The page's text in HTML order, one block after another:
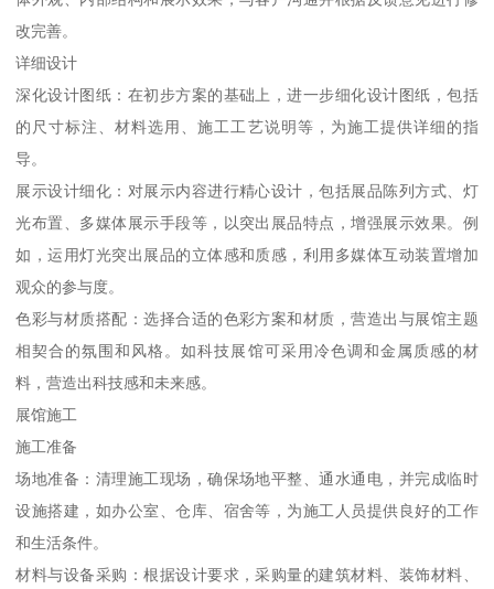
改完善。
详细设计
深化设计图纸：在初步方案的基础上，进一步细化设计图纸，包括
的尺寸标注、材料选用、施工工艺说明等，为施工提供详细的指
导。
展示设计细化：对展示内容进行精心设计，包括展品陈列方式、灯
光布置、多媒体展示手段等，以突出展品特点，增强展示效果。例
如，运用灯光突出展品的立体感和质感，利用多媒体互动装置增加
观众的参与度。
色彩与材质搭配：选择合适的色彩方案和材质，营造出与展馆主题
相契合的氛围和风格。如科技展馆可采用冷色调和金属质感的材
料，营造出科技感和未来感。
展馆施工
施工准备
场地准备：清理施工现场，确保场地平整、通水通电，并完成临时
设施搭建，如办公室、仓库、宿舍等，为施工人员提供良好的工作
和生活条件。
材料与设备采购：根据设计要求，采购量的建筑材料、装饰材料、